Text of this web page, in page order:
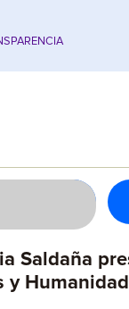
Saldaña
y